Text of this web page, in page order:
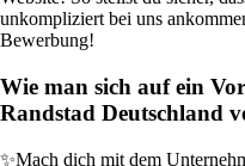
unkompliziert bei uns
Bewerbung!
Wie man sich auf ein
Randstad Deutschland
✨Mach dich mit dem